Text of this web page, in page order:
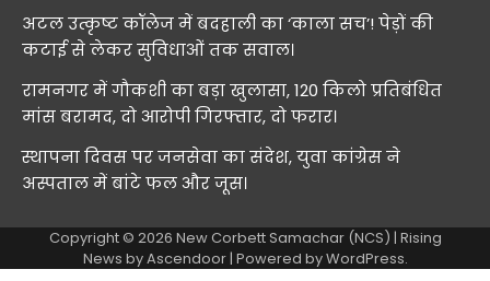
अटल उत्कृष्ट कॉलेज में बदहाली का ‘काला सच’! पेड़ों की
कटाई से लेकर सुविधाओं तक सवाल।
रामनगर में गौकशी का बड़ा खुलासा, 120 किलो प्रतिबंधित
मांस बरामद, दो आरोपी गिरफ्तार, दो फरार।
स्थापना दिवस पर जनसेवा का संदेश, युवा कांग्रेस ने
अस्पताल में बांटे फल और जूस।
Copyright © 2026 New Corbett Samachar (NCS) | Rising
News byAscendoor| Powered byWordPress.